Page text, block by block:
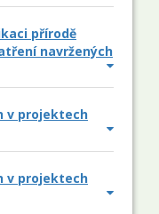
přírodě
navržených
v projektech
v projektech